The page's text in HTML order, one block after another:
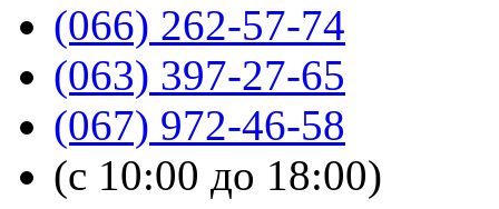
(066) 262-57-74
(063) 397-27-65
(067) 972-46-58
(с 10:00 до 18:00)